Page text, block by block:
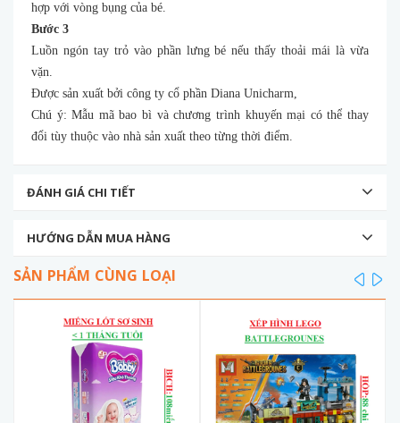
hợp với vòng bụng của bé.
Bước 3
Luồn ngón tay trỏ vào phần lưng bé nếu thấy thoải mái là vừa
vặn.
Được sản xuất bởi công ty cổ phần Diana Unicharm,
Chú ý: Mẫu mã bao bì và chương trình khuyến mại có thể thay
đổi tùy thuộc vào nhà sản xuất theo từng thời điểm.
ĐÁNH GIÁ CHI TIẾT
HƯỚNG DẪN MUA HÀNG
SẢN PHẨM CÙNG LOẠI prev